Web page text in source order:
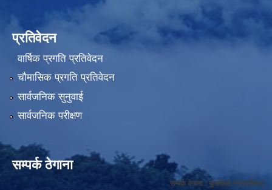
प्रतिवेदन
वार्षिक प्रगति प्रतिवेदन
चौमासिक प्रगति प्रतिवेदन
सार्वजनिक सुनुवाई
सार्वजनिक परीक्षण
सम्पर्क ठेगाना
सम्पर्क ठेगाना : फुङलिङ नगरपालिका